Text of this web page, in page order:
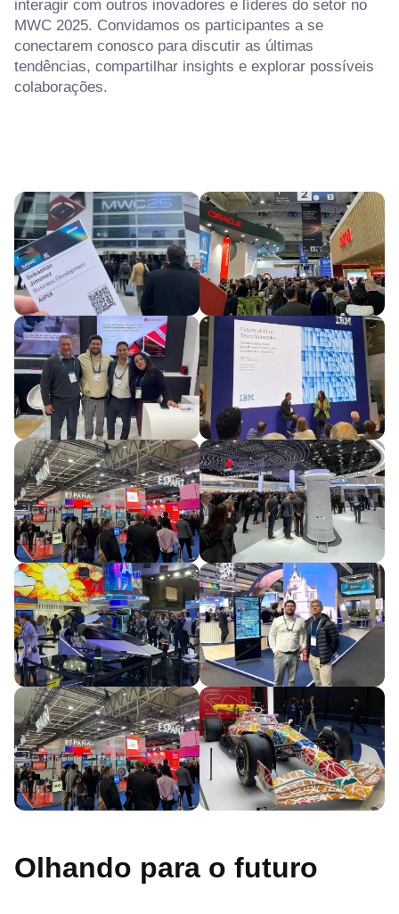
interagir com outros inovadores e líderes do setor no
MWC 2025. Convidamos os participantes a se
conectarem conosco para discutir as últimas
tendências, compartilhar insights e explorar possíveis
colaborações.
Olhando para o futuro